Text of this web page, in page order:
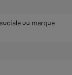
ou marque